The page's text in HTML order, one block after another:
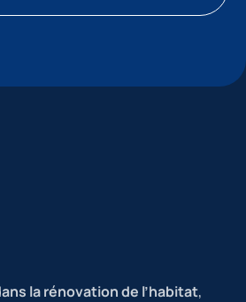
la rénovation de l’habitat,